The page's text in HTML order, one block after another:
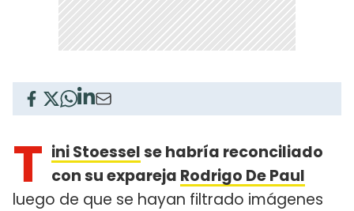
T ini Stoesselse habría reconciliado
con su expareja Rodrigo De Paul
luego de que se hayan filtrado imágenes